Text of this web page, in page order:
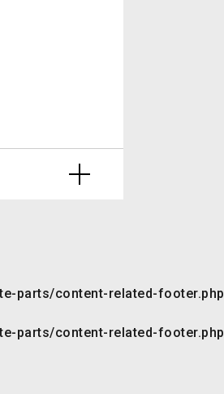
parts/content-related-footer.php
parts/content-related-footer.php